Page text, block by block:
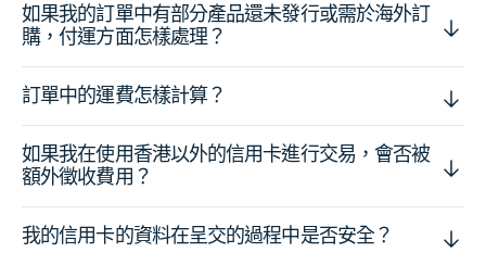
如果我的訂單中有部分產品還未發行或需於海外訂
購，付運方面怎樣處理？
訂單中的運費怎樣計算？
如果我在使用香港以外的信用卡進行交易，會否被
額外徵收費用？
我的信用卡的資料在呈交的過程中是否安全？